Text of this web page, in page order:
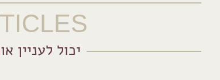
יכול לעניין